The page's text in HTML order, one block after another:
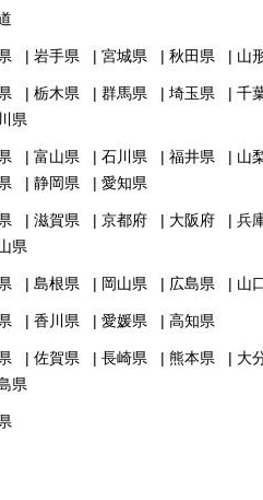
岩手県 宮城県 秋田県 山
栃木県 群馬県 埼玉県 千
県
富山県 石川県 福井県 山
静岡県 愛知県
滋賀県 京都府 大阪府 兵
県
島根県 岡山県 広島県 山
香川県 愛媛県 高知県
佐賀県 長崎県 熊本県 大
県